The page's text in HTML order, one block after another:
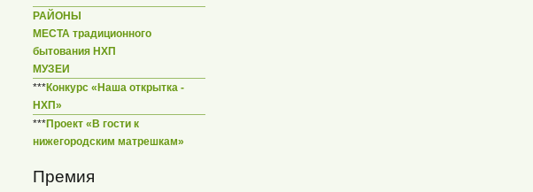
РАЙОНЫ
МЕСТА традиционного
бытования НХП
МУЗЕИ
***Конкурс «Наша открытка -
НХП»
***Проект «В гости к
нижегородским матрешкам»
Премия